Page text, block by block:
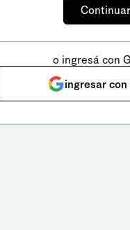
o ingresá con
ingresar con